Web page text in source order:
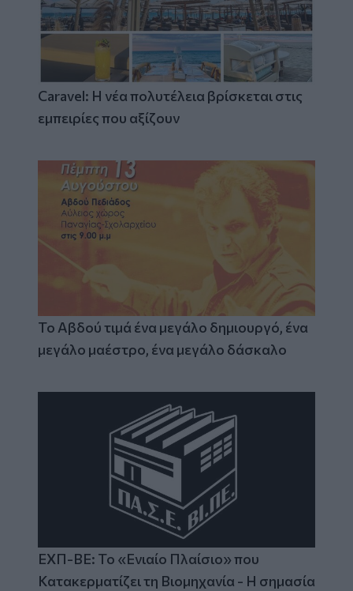
Caravel: Η νέα πολυτέλεια βρίσκεται στις
εμπειρίες που αξίζουν
Το Αβδού τιμά ένα μεγάλο δημιουργό, ένα
μεγάλο μαέστρο, ένα μεγάλο δάσκαλο
ΕΧΠ-ΒΕ: Το «Ενιαίο Πλαίσιο» που
Κατακερματίζει τη Βιομηχανία - Η σημασία